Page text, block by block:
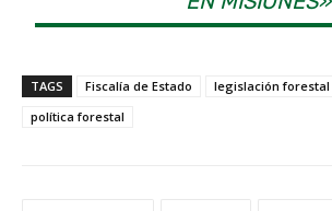
TAGS Fiscalía de Estado legislación forestal
política forestal